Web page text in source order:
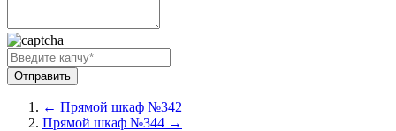
← Прямой шкаф №342
Прямой шкаф №344 →